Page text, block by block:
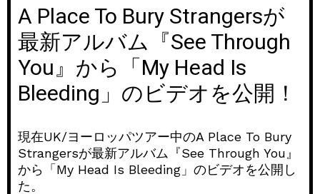
A Place To Bury Strangersが
最新アルバム『See Through
You』から「My Head Is
Bleeding」のビデオを公開！
現在UK/ヨーロッパツアー中のA Place To Bury
Strangersが最新アルバム『See Through You』
から「My Head Is Bleeding」のビデオを公開し
た。